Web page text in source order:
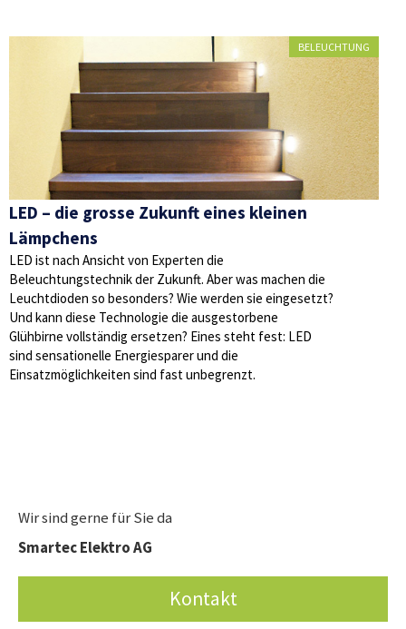
BELEUCHTUNG
LED – die grosse Zukunft eines kleinen
Lämpchens
LED ist nach Ansicht von Experten die
Beleuchtungstechnik der Zukunft. Aber was machen die
Leuchtdioden so besonders? Wie werden sie eingesetzt?
Und kann diese Technologie die ausgestorbene
Glühbirne vollständig ersetzen? Eines steht fest: LED
sind sensationelle Energiesparer und die
Einsatzmöglichkeiten sind fast unbegrenzt.
Wir sind gerne für Sie da
Smartec Elektro AG
Kontakt